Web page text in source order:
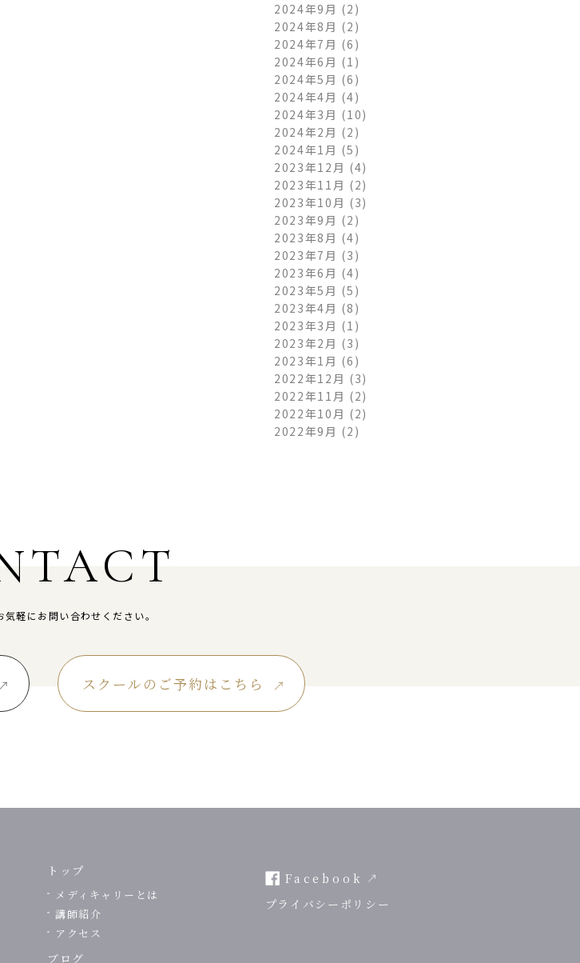
2024年9月 (2)
2024年8月 (2)
2024年7月 (6)
2024年6月 (1)
2024年5月 (6)
2024年4月 (4)
2024年3月 (10)
2024年2月 (2)
2024年1月 (5)
2023年12月 (4)
2023年11月 (2)
2023年10月 (3)
2023年9月 (2)
2023年8月 (4)
2023年7月 (3)
2023年6月 (4)
2023年5月 (5)
2023年4月 (8)
2023年3月 (1)
2023年2月 (3)
2023年1月 (6)
2022年12月 (3)
2022年11月 (2)
2022年10月 (2)
2022年9月 (2)
気軽にお問い合わせください。
スクールのご予約はこちら
トップ
メディキャリーとは
講師紹介
アクセス
ブログ
Facebook
プライバシーポリシー